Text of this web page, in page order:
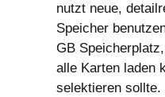
nutzt neue,
Speicher
GB
alle Karten laden
selektieren